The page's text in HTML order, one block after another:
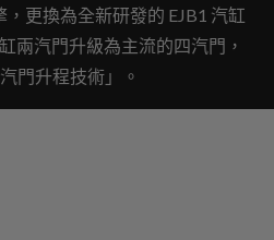
更換為全新研發的 EJB1 汽缸
兩汽門升級為主流的四汽門，
門升程技術」。